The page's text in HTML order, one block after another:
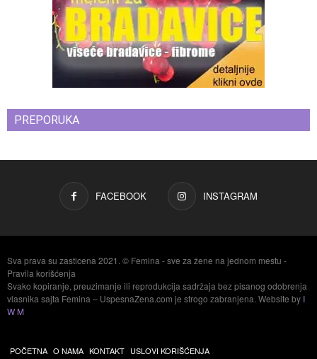
PREPORUKA
FACEBOOK INSTAGRAM
Sva prava su zasticena 2021. © Femina - sve za žene na jednom mestu -
Pravila korišćenja
Svako kopiranje, preuzimanje ili reprodukcija sadržaja bez pisanog odobrenja
vlasnika sajta Femina – UspesnaZena.com je strogo zabranjena. Website by I
W M
POČETNA O NAMA KONTAKT USLOVI KORIŠĆENJA